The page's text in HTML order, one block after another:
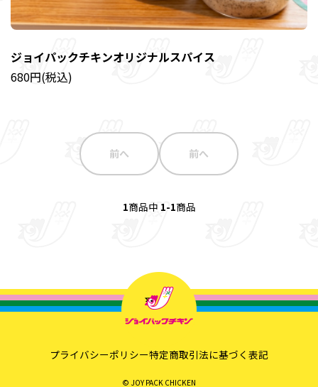
ジョイパックチキンオリジナルスパイス
680円(税込)
前へ 前へ
1商品中 1-1商品
プライバシーポリシー特定商取引法に基づく表記
© JOY PACK CHICKEN